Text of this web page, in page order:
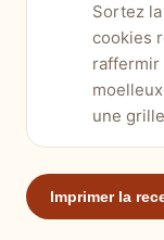
Sortez
cookies
raffermir
une
Imprimer la